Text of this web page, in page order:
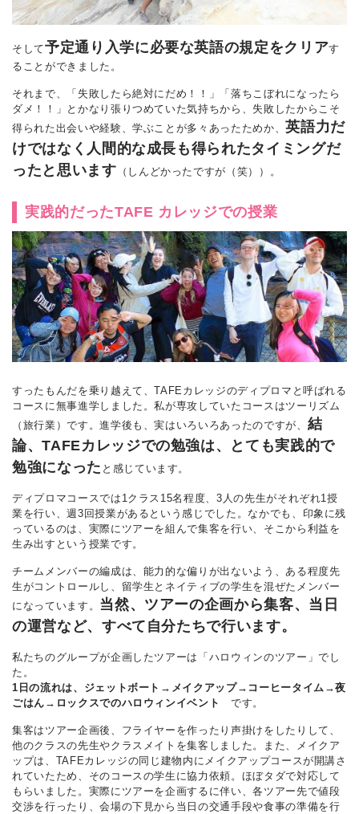
そして予定通り入学に必要な英語の規定をクリアす
ることができました。
それまで、「失敗したら絶対にだめ！！」「落ちこぼれになったら
ダメ！！」とかなり張りつめていた気持ちから、失敗したからこそ
得られた出会いや経験、学ぶことが多々あったためか、英語力だ
けではなく人間的な成長も得られたタイミングだ
ったと思います （しんどかったですが（笑））。
実践的だったTAFE カレッジでの授業
すったもんだを乗り越えて、TAFEカレッジのディプロマと呼ばれる
コースに無事進学しました。私が専攻していたコースはツーリズム
（旅行業）です。進学後も、実はいろいろあったのですが、 結
論、TAFEカレッジでの勉強は、とても実践的で
勉強になった と感じています。
ディプロマコースでは1クラス15名程度、3人の先生がそれぞれ1授
業を行い、週3回授業があるという感じでした。なかでも、印象に残
っているのは、実際にツアーを組んで集客を行い、そこから利益を
生み出すという授業です。
チームメンバーの編成は、能力的な偏りが出ないよう、ある程度先
生がコントロールし、留学生とネイティブの学生を混ぜたメンバー
になっています。 当然、ツアーの企画から集客、当日
の運営など、すべて自分たちで行います。
私たちのグループが企画したツアーは「ハロウィンのツアー」でし
た。
1日の流れは、ジェットボート→メイクアップ→コーヒータイム→夜
ごはん→ロックスでのハロウィンイベント
です。
集客はツアー企画後、フライヤーを作ったり声掛けをしたりして、
他のクラスの先生やクラスメイトを集客しました。また、メイクア
ップは、TAFEカレッジの同じ建物内にメイクアップコースが開講さ
れていたため、そのコースの学生に協力依頼。ほぼタダで対応して
もらいました。実際にツアーを企画するに伴い、各ツアー先で値段
交渉を行ったり、会場の下見から当日の交通手段や食事の準備を行